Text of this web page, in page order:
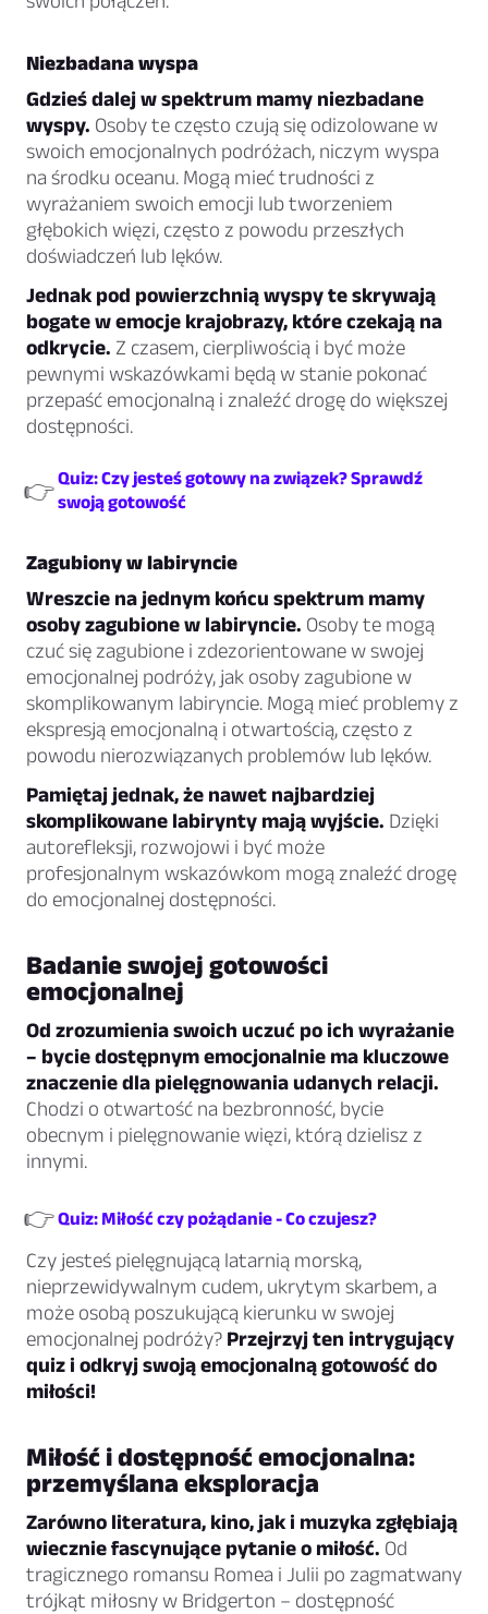
Niezbadana wyspa
Gdzieś dalej w spektrum mamy niezbadane
wyspy. Osoby te często czują się odizolowane w
swoich emocjonalnych podróżach, niczym wyspa
na środku oceanu. Mogą mieć trudności z
wyrażaniem swoich emocji lub tworzeniem
głębokich więzi, często z powodu przeszłych
doświadczeń lub lęków.
Jednak pod powierzchnią wyspy te skrywają
bogate w emocje krajobrazy, które czekają na
odkrycie. Z czasem, cierpliwością i być może
pewnymi wskazówkami będą w stanie pokonać
przepaść emocjonalną i znaleźć drogę do większej
dostępności.
👉Quiz: Czy jesteś gotowy na związek? Sprawdź
swoją gotowość
Zagubiony w labiryncie
Wreszcie na jednym końcu spektrum mamy
osoby zagubione w labiryncie. Osoby te mogą
czuć się zagubione i zdezorientowane w swojej
emocjonalnej podróży, jak osoby zagubione w
skomplikowanym labiryncie. Mogą mieć problemy z
ekspresją emocjonalną i otwartością, często z
powodu nierozwiązanych problemów lub lęków.
Pamiętaj jednak, że nawet najbardziej
skomplikowane labirynty mają wyjście. Dzięki
autorefleksji, rozwojowi i być może
profesjonalnym wskazówkom mogą znaleźć drogę
do emocjonalnej dostępności.
Badanie swojej gotowości
emocjonalnej
Od zrozumienia swoich uczuć po ich wyrażanie
– bycie dostępnym emocjonalnie ma kluczowe
znaczenie dla pielęgnowania udanych relacji.
Chodzi o otwartość na bezbronność, bycie
obecnym i pielęgnowanie więzi, którą dzielisz z
innymi.
👉Quiz: Miłość czy pożądanie - Co czujesz?
Czy jesteś pielęgnującą latarnią morską,
nieprzewidywalnym cudem, ukrytym skarbem, a
może osobą poszukującą kierunku w swojej
emocjonalnej podróży? Przejrzyj ten intrygujący
quiz i odkryj swoją emocjonalną gotowość do
miłości!
Miłość i dostępność emocjonalna:
przemyślana eksploracja
Zarówno literatura, kino, jak i muzyka zgłębiają
wiecznie fascynujące pytanie o miłość. Od
tragicznego romansu Romea i Julii po zagmatwany
trójkąt miłosny w Bridgerton – dostępność